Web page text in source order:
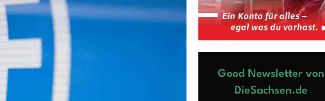
Good Newsletter von
DieSachsen.de